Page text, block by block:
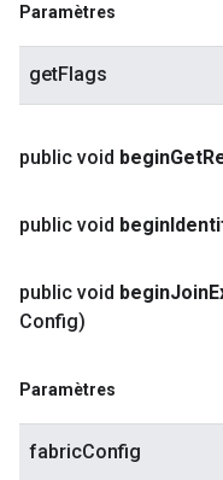
Paramètres
getFlags
public void beginGet
public void begin
public void beginJoin
Config)
Paramètres
fabricConfig